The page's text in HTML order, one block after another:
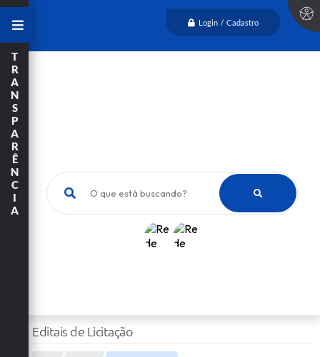
Login / Cadastro
O que está buscando?
T
R
A
N
S
P
A
R
Ê
N
C
I
A
Editais de Licitação